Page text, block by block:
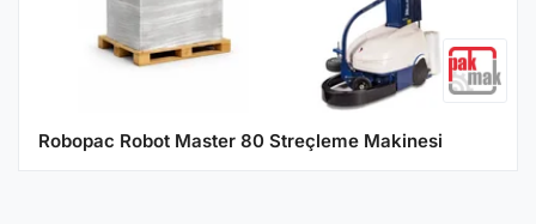
Robopac Robot Master 80 Streçleme Makinesi